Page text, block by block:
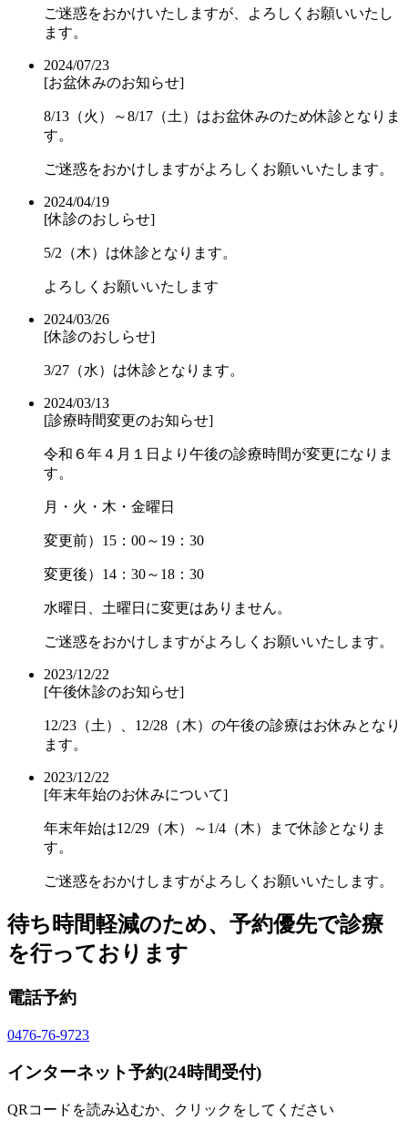
ご迷惑をおかけいたしますが、よろしくお願いいたし
ます。
2024/07/23
[お盆休みのお知らせ]
8/13（火）～8/17（土）はお盆休みのため休診となりま
す。
ご迷惑をおかけしますがよろしくお願いいたします。
2024/04/19
[休診のおしらせ]
5/2（木）は休診となります。
よろしくお願いいたします
2024/03/26
[休診のおしらせ]
3/27（水）は休診となります。
2024/03/13
[診療時間変更のお知らせ]
令和６年４月１日より午後の診療時間が変更になりま
す。
月・火・木・金曜日
変更前）15：00～19：30
変更後）14：30～18：30
水曜日、土曜日に変更はありません。
ご迷惑をおかけしますがよろしくお願いいたします。
2023/12/22
[午後休診のお知らせ]
12/23（土）、12/28（木）の午後の診療はお休みとなり
ます。
2023/12/22
[年末年始のお休みについて]
年末年始は12/29（木）～1/4（木）まで休診となりま
す。
ご迷惑をおかけしますがよろしくお願いいたします。
待ち時間軽減のため、予約優先で診療
を行っております
電話予約
0476-76-9723
インターネット予約(24時間受付)
QRコードを読み込むか、クリックをしてください